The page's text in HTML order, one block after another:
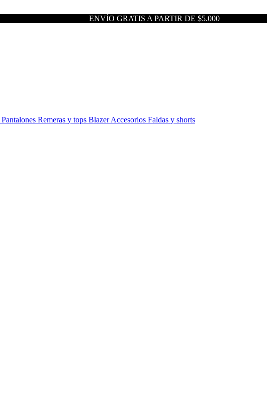
ENVÍO GRATIS A PARTIR DE $5.000
Pantalones Remeras y tops BlazerAccesorios Faldas y shorts